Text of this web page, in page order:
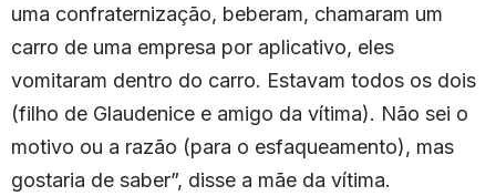
uma confraternização, beberam, chamaram um
carro de uma empresa por aplicativo, eles
vomitaram dentro do carro. Estavam todos os dois
(filho de Glaudenice e amigo da vítima). Não sei o
motivo ou a razão (para o esfaqueamento), mas
gostaria de saber”, disse a mãe da vítima.